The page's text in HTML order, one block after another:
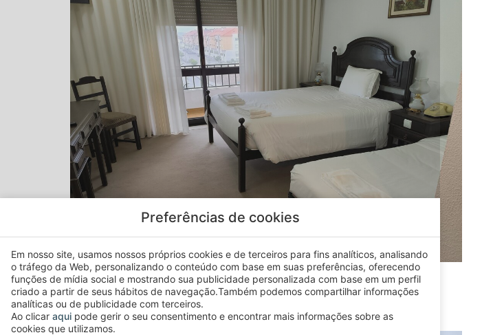
Preferências de cookies
Em nosso site, usamos nossos próprios cookies e de terceiros para fins analíticos, analisando
o tráfego da Web, personalizando o conteúdo com base em suas preferências, oferecendo
funções de mídia social e mostrando sua publicidade personalizada com base em um perfil
criado a partir de seus hábitos de navegação.Também podemos compartilhar informações
analíticas ou de publicidade com terceiros.
Ao clicar aqui pode gerir o seu consentimento e encontrar mais informações sobre as
cookies que utilizamos.